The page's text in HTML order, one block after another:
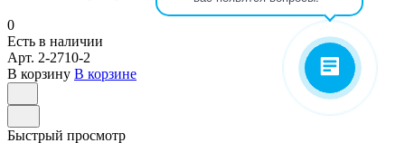
0
Есть в наличии
Арт. 2-2710-2
В корзину В корзине
Быстрый просмотр